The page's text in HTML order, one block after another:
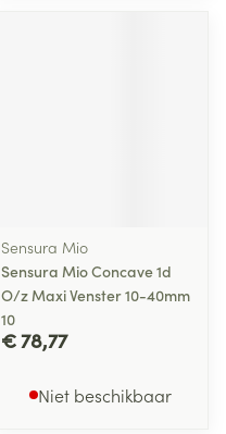
Sensura Mio
Sensura Mio Concave 1d
O/z Maxi Venster 10-40mm
10
€ 78,77
Niet beschikbaar